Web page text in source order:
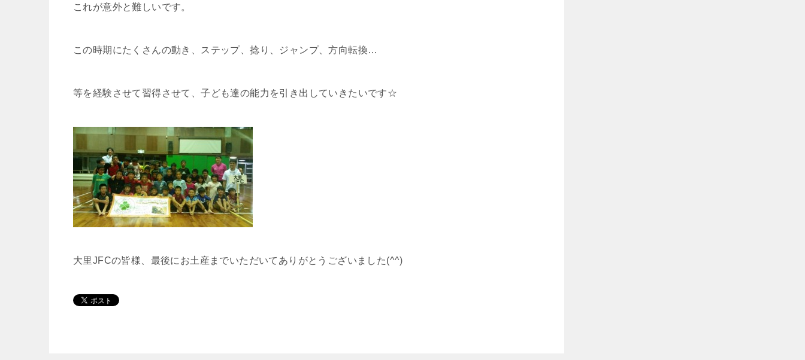
これが意外と難しいです。
この時期にたくさんの動き、ステップ、捻り、ジャンプ、方向転換…
等を経験させて習得させて、子ども達の能力を引き出していきたいです☆
大里JFCの皆様、最後にお土産までいただいてありがとうございました(^^)